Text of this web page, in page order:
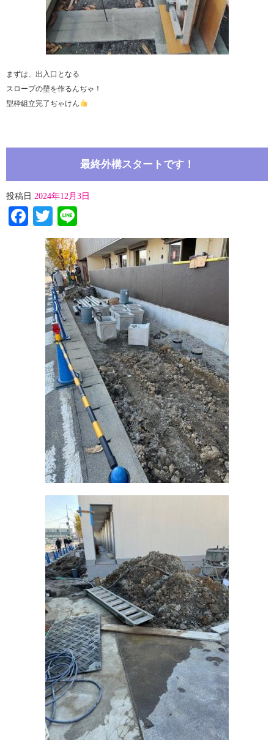
まずは、出入口となる
スロープの壁を作るんぢゃ！
型枠組立完了ぢゃけん
最終外構スタートです！
投稿日 2024年12月3日
Facebook
Twitter